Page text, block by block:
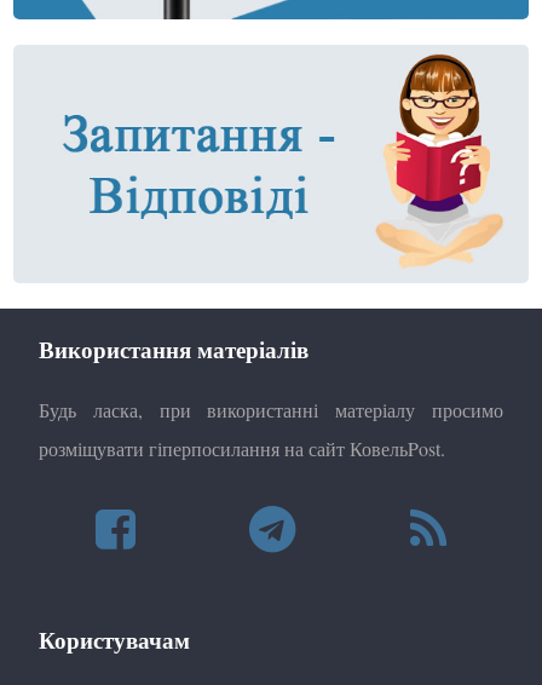
Використання матеріалів
Будь ласка, при використанні матеріалу просимо
розміщувати гіперпосилання на сайт КовельPost.
Користувачам